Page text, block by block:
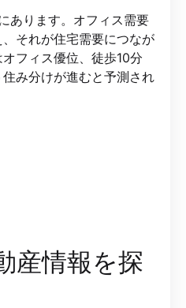
あります。オフィス需要
それが住宅需要につなが
フィス優位、徒歩10分
み分けが進むと予測され
産情報を探